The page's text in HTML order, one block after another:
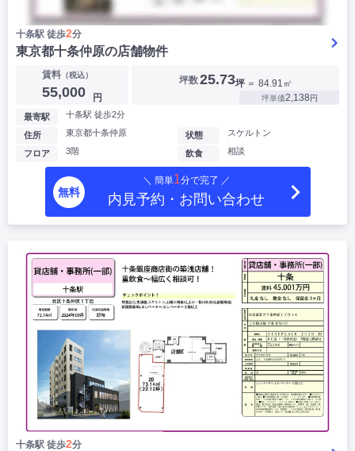
十条駅 徒歩2分
東京都十条仲原の店舗物件
賃料 （税込）
55,000 円
坪数25.73坪 ＝ 84.91㎡
坪単価2,138円
最寄駅 十条駅 徒歩2分
住所 東京都十条仲原
フロア 3階
状態 スケルトン
飲食 相談
無料
＼ 簡単1分で完了 ／
内見予約・お問い合わせ
十条駅 徒歩2分